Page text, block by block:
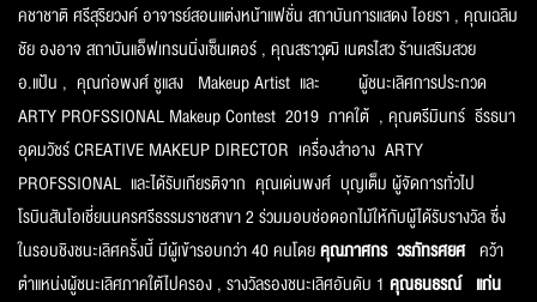
คชาชาติ ศรีสุริยวงค์ อาจารย์สอนแต่งหน้าแฟชั่น สถาบันการแสดง ไอยรา , คุณเฉลิม
ชัย องอาจ สถาบันแอ็ฟเทรนนิ่งเซ็นเตอร์ , คุณสราวุฒิ เนตรไสว ร้านเสริมสวย
อ.แป้น , คุณก่อพงศ์ ชูแสง Makeup Artist และ ผู้ชนะเลิศการประกวด
ARTY PROFSSIONAL Makeup Contest 2019 ภาคใต้ , คุณตรีมินทร์ ธีรธนา
อุดมวัชร์ CREATIVE MAKEUP DIRECTOR เครื่องสำอาง ARTY
PROFSSIONAL และได้รับเกียรติจาก คุณเด่นพงศ์ บุญเต็ม ผู้จัดการทั่วไป
โรบินสันโอเชี่ยนนครศรีธรรมราชสาขา 2 ร่วมมอบช่อดอกไม้ให้กับผู้ได้รับรางวัล ซึ่ง
ในรอบชิงชนะเลิศครั้งนี้ มีผู้เข้ารอบกว่า 40 คนโดยคุณภาศกร วรภัทรศยศคว้า
ตำแหน่งผู้ชนะเลิศภาคใต้ไปครอง , รางวัลรองชนะเลิศอันดับ 1 คุณธนธรณ์ แก่น